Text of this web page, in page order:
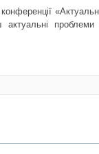
проблеми